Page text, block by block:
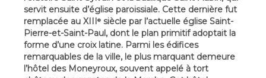
servit ensuite d’église paroissiale. Cette dernière fut
remplacée au XIIIᵉ siècle par l’actuelle église Saint-
Pierre-et-Saint-Paul, dont le plan primitif adoptait la
forme d’une croix latine. Parmi les édifices
remarquables de la ville, le plus marquant demeure
l’hôtel des Moneyroux, souvent appelé à tort